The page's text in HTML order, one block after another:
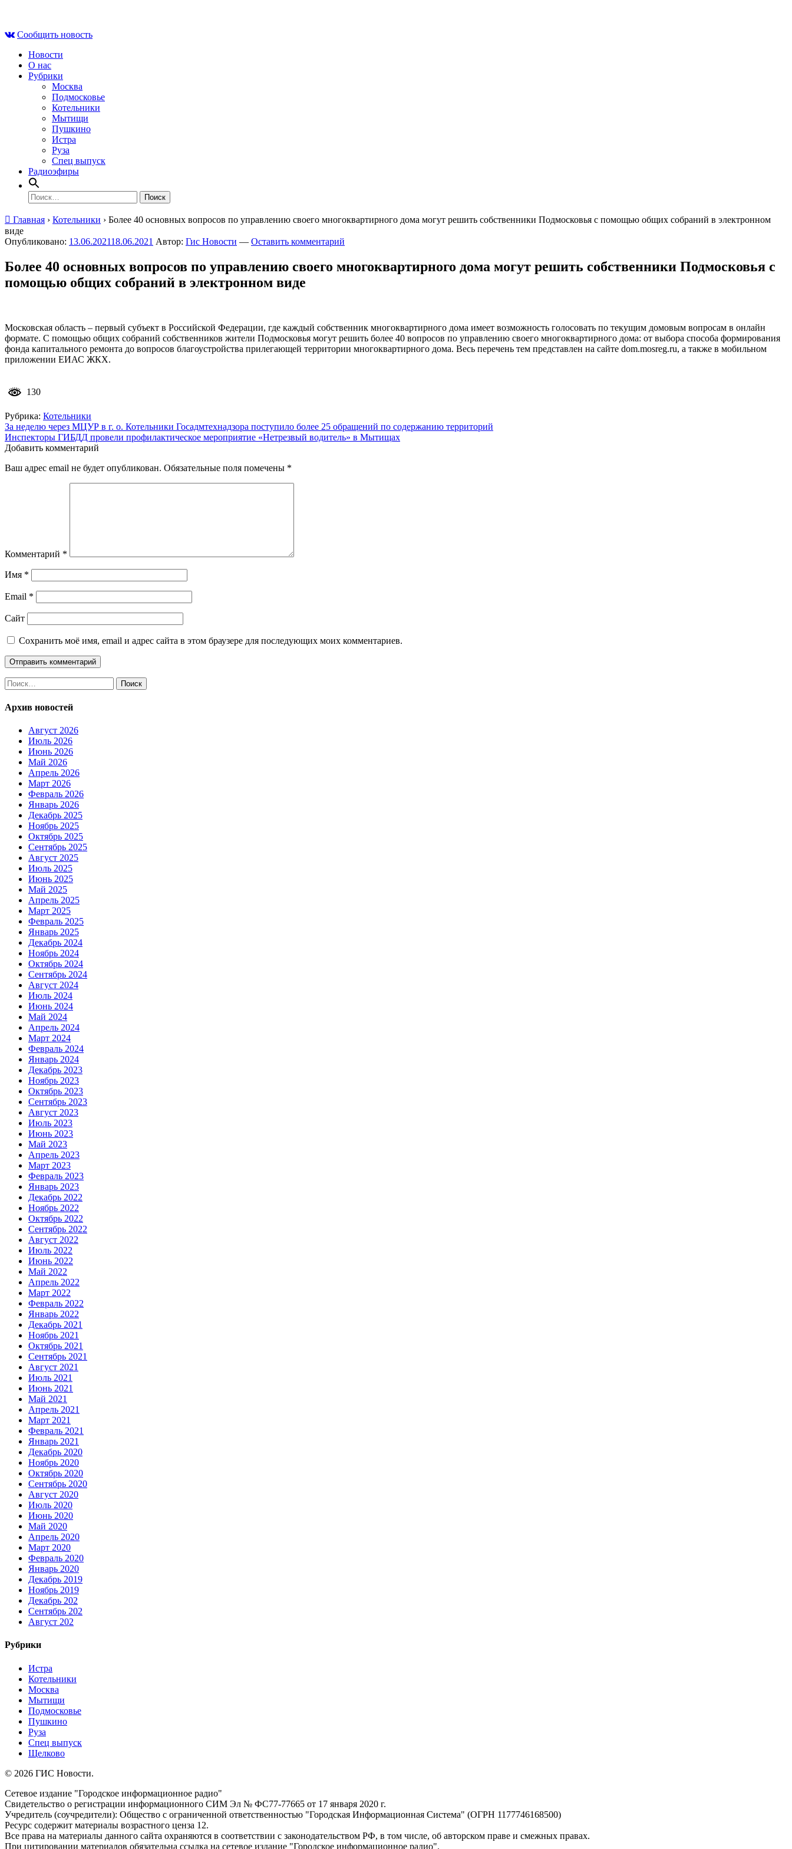
contentСообщить новость
Новости
О нас
Рубрики
Москва
Подмосковье
Котельники
Мытищи
Пушкино
Истра
Руза
Спец выпуск
Радиоэфиры
Найти:
Главная › Котельники › Более 40 основных вопросов по управлению своего многоквартирного дома могут решить собственники Подмосковья с помощью общих собраний в электронном
виде
Опубликовано: 13.06.202118.06.2021 Автор: Гис Новости — Оставить комментарий
Более 40 основных вопросов по управлению своего многоквартирного дома могут решить собственники Подмосковья с
помощью общих собраний в электронном виде
Московская область – первый субъект в Российской Федерации, где каждый собственник многоквартирного дома имеет возможность голосовать по текущим домовым вопросам в онлайн
формате. С помощью общих собраний собственников жители Подмосковья могут решить более 40 вопросов по управлению своего многоквартирного дома: от выбора способа формирования
фонда капитального ремонта до вопросов благоустройства прилегающей территории многоквартирного дома. Весь перечень тем представлен на сайте dom.mosreg.ru, а также в мобильном
приложении ЕИАС ЖКХ.
130
Рубрика: Котельники
Навигация
по
За неделю через МЦУР в г. о. Котельники Госадмтехнадзора поступило более 25 обращений по содержанию территорий
Инспекторы ГИБДД провели профилактическое мероприятие «Нетрезвый водитель» в Мытищах
Добавить комментарий
Ваш адрес email не будет опубликован. Обязательные поля помечены *
Комментарий *
Имя *
Email *
Сайт
Сохранить моё имя, email и адрес сайта в этом браузере для последующих моих комментариев.
Найти:
Архив новостей
Август 2026
Июль 2026
Июнь 2026
Май 2026
Апрель 2026
Март 2026
Февраль 2026
Январь 2026
Декабрь 2025
Ноябрь 2025
Октябрь 2025
Сентябрь 2025
Август 2025
Июль 2025
Июнь 2025
Май 2025
Апрель 2025
Март 2025
Февраль 2025
Январь 2025
Декабрь 2024
Ноябрь 2024
Октябрь 2024
Сентябрь 2024
Август 2024
Июль 2024
Июнь 2024
Май 2024
Апрель 2024
Март 2024
Февраль 2024
Январь 2024
Декабрь 2023
Ноябрь 2023
Октябрь 2023
Сентябрь 2023
Август 2023
Июль 2023
Июнь 2023
Май 2023
Апрель 2023
Март 2023
Февраль 2023
Январь 2023
Декабрь 2022
Ноябрь 2022
Октябрь 2022
Сентябрь 2022
Август 2022
Июль 2022
Июнь 2022
Май 2022
Апрель 2022
Март 2022
Февраль 2022
Январь 2022
Декабрь 2021
Ноябрь 2021
Октябрь 2021
Сентябрь 2021
Август 2021
Июль 2021
Июнь 2021
Май 2021
Апрель 2021
Март 2021
Февраль 2021
Январь 2021
Декабрь 2020
Ноябрь 2020
Октябрь 2020
Сентябрь 2020
Август 2020
Июль 2020
Июнь 2020
Май 2020
Апрель 2020
Март 2020
Февраль 2020
Январь 2020
Декабрь 2019
Ноябрь 2019
Декабрь 202
Сентябрь 202
Август 202
Рубрики
Истра
Котельники
Москва
Мытищи
Подмосковье
Пушкино
Руза
Спец выпуск
Щелково
© 2026 ГИС Новости.
Сетевое издание "Городское информационное радио"
Свидетельство о регистрации информационного СИМ Эл № ФС77-77665 от 17 января 2020 г.
Учредитель (соучредители): Общество с ограниченной ответственностью "Городская Информационная Система" (ОГРН 1177746168500)
Ресурс содержит материалы возрастного ценза 12.
Все права на материалы данного сайта охраняются в соответствии с законодательством РФ, в том числе, об авторском праве и смежных правах.
При цитировании материалов обязательна ссылка на сетевое издание "Городское информационное радио".